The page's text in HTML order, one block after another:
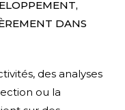
DANS
des analyses
ou la